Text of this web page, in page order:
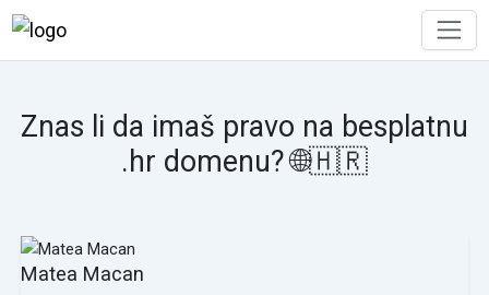
Znas li da imaš pravo na besplatnu
.hr domenu? 🌐🇭🇷
Matea Macan